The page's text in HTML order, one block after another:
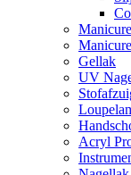
Gellak
UV
Acryl